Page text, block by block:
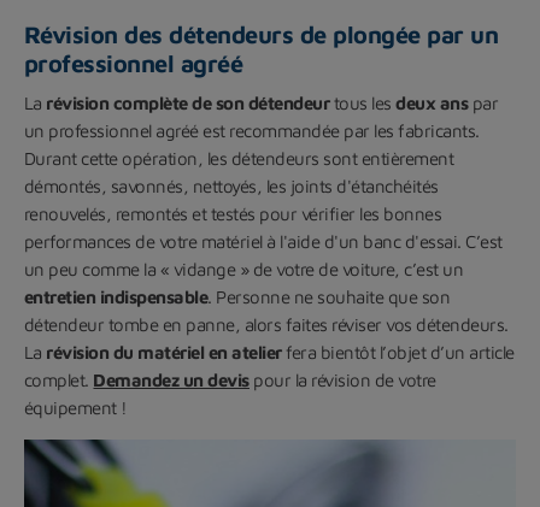
Révision des détendeurs de plongée par un
professionnel agréé
La révision complète de son détendeurtous lesdeux anspar
un professionnel agréé est recommandée par les fabricants.
Durant cette opération, les détendeurs sont entièrement
démontés, savonnés, nettoyés, les joints d'étanchéités
renouvelés, remontés et testés pour vérifier les bonnes
performances de votre matériel à l'aide d'un banc d'essai. C’est
un peu comme la « vidange » de votre de voiture, c’est un
entretien indispensable. Personne ne souhaite que son
détendeur tombe en panne, alors faites réviser vos détendeurs.
La révision du matériel en atelier fera bientôt l’objet d’un article
complet. Demandez un devispour la révision de votre
équipement !